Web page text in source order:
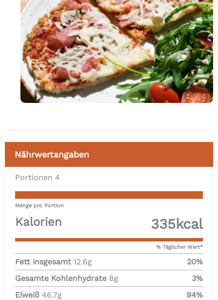
Nährwertangaben
Portionen 4
Menge pro Portion
Kalorien 335kcal
% Täglicher Wert*
Fett insgesamt 12.6g 20%
Gesamte Kohlenhydrate 8g 3%
Eiweiß 46.7g 94%